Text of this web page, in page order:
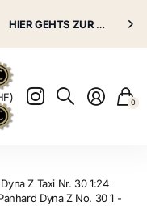
HIER GEHTS ZUR
0
Z Taxi Nr. 30 1:24
Dyna Z No. 30 1 -